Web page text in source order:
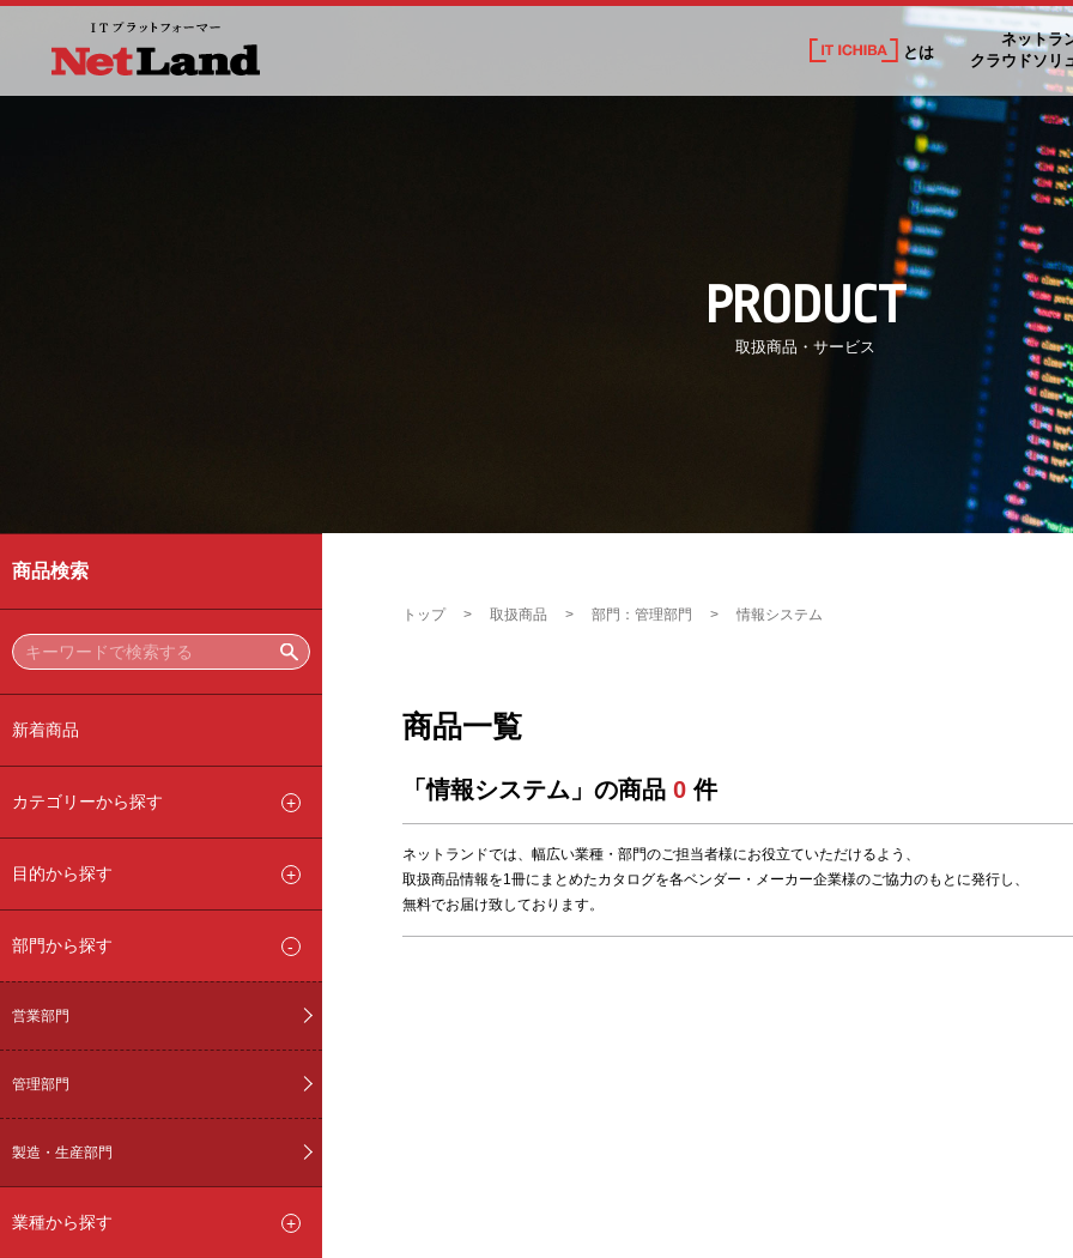
とは
ネットラ
クラウドソリ
PRODUCT
取扱商品・サービス
トップ 取扱商品 部門：管理部門 情報システム
商品一覧
「情報システム」の商品0 件
ネットランドでは、幅広い業種・部門のご担当者様にお役立ていただけるよう、
取扱商品情報を1冊にまとめたカタログを各ベンダー・メーカー企業様のご協力のもとに発行し、
無料でお届け致しております。
商品検索
新着商品
カテゴリーから探す
目的から探す
部門から探す
営業部門
管理部門
製造・生産部門
業種から探す